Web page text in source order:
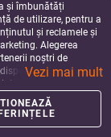
de vedere retro
Rama Ins
unghii la modă
clare Ochelari de
Ochelari optici
add_shopping_cart
și îmbunătăți
de utilizare, pentru a
și reclamele și
Alegerea
noștri de
dvs. în
în orice moment
informații, vă
.
Vezi mai mult